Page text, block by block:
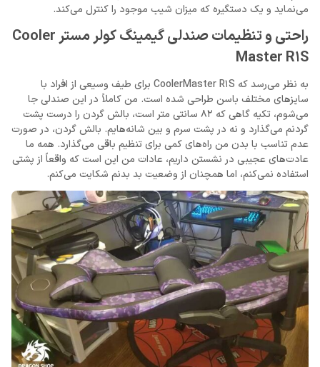
می‌نماید و یک دستگیره که میزان شیب موجود را کنترل می‌کند.
راحتی و تنظیمات صندلی گیمینگ کولر مستر Cooler
Master R1S
به نظر می‌رسد که CoolerMaster R1S برای طیف وسیعی از افراد با
سایزهای مختلف باسن طراحی شده است. من کاملاً در این صندلی جا
می‌شوم، تکیه‌ گاهی که 82 سانتی‌ متر است، بالش گردن را درست پشت
گردنم می‌گذارد و نه در پشت سرم و بین شانه‌هایم. بالش گردن، در صورت
عدم تناسب با بدن من راه‌های کمی برای تنظیم باقی می‌گذارد. همه ما
عادت‌های عجیبی در نشستن داریم، عادات من این است که واقعاً از پشتی
استفاده نمی‌کنم، اما همچنان از وضعیت بد بدنم شکایت می‌کنم.